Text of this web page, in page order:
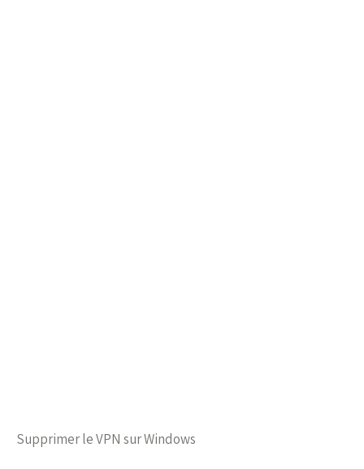
Supprimer le VPN sur Windows